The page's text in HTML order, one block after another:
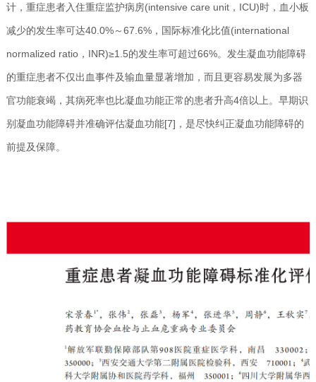
计，重症患者入住重症监护病房(intensive care unit，ICU)时，血小板
减少的发生率可达40.0%～67.6%，国际标准化比值(international
normalized ratio，INR)≥1.5的发生率可超过66%。发生凝血功能障碍
的重症患者不仅出血事件及输血量显著增加，而且更容易发展为多器
官功能衰竭，其病死率也比凝血功能正常的患者升高4倍以上。早期识
别凝血功能障碍并准确评估凝血功能[7]，是尽快纠正凝血功能障碍的
前提及保障。